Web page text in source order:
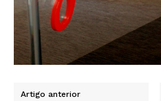
Artigo anterior